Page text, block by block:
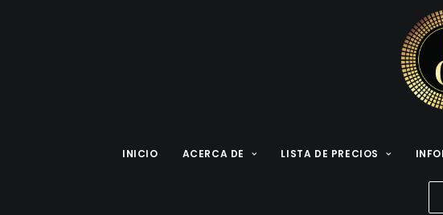
INICIO ACERCA DE LISTA DE PRECIOS